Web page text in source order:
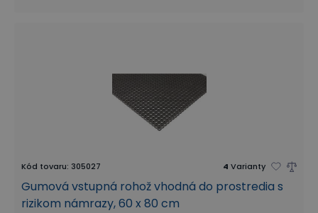
Kód tovaru: 305027 4 Varianty
Gumová vstupná rohož vhodná do prostredia s
rizikom námrazy, 60 x 80 cm